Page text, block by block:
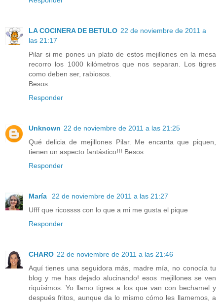
LA COCINERA DE BETULO 22 de noviembre de 2011 a
las 21:17
Pilar si me pones un plato de estos mejillones en la mesa
recorro los 1000 kilómetros que nos separan. Los tigres
como deben ser, rabiosos.
Besos.
Responder
Unknown 22 de noviembre de 2011 a las 21:25
Qué delicia de mejillones Pilar. Me encanta que piquen,
tienen un aspecto fantástico!!! Besos
Responder
María
22 de noviembre de 2011 a las 21:27
Ufff que ricossss con lo que a mi me gusta el pique
Responder
CHARO 22 de noviembre de 2011 a las 21:46
Aquí tienes una seguidora más, madre mía, no conocía tu
blog y me has dejado alucinando! esos mejillones se ven
riquísimos. Yo llamo tigres a los que van con bechamel y
después fritos, aunque da lo mismo cómo les llamemos, a